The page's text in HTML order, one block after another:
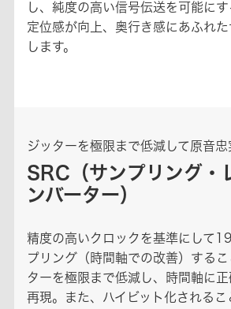
し、純度の高い信号伝送を可能に
定位感が向上、奥行き感にあふれ
します。
ジッターを極限まで低減して原音忠
SRC（サンプリング・
ンバーター）
精度の高いクロックを基準にして
プリング（時間軸での改善）する
ターを極限まで低減し、時間軸に
再現。また、ハイビット化されるこ